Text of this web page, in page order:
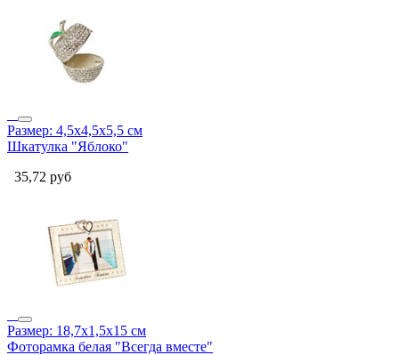
Размер: 4,5х4,5х5,5 см
Шкатулка "Яблоко"
35,72 руб
Размер: 18,7х1,5х15 см
Фоторамка белая "Всегда вместе"